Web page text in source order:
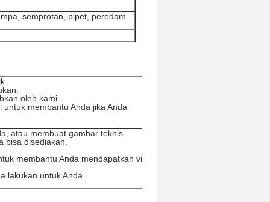
semprotan, pipet, peredam
oleh kami.
membantu Anda jika Anda
atau membuat gambar teknis.
bisa disediakan.
membantu Anda mendapatkan visa,
lakukan untuk Anda.